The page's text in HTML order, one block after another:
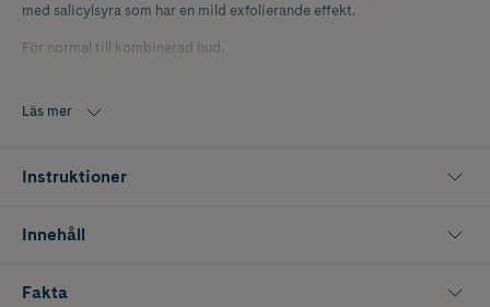
med salicylsyra som har en mild exfolierande effekt.
För normal till kombinerad hud.
Läs mer
Instruktioner
Innehåll
Fakta